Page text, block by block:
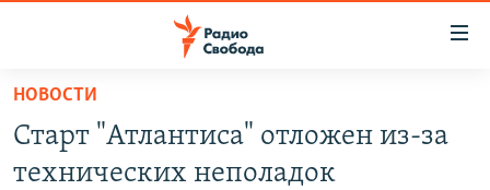
упрощенного
доступа
ПРОГРАММЫ
ПОДКАСТЫ
НОВОСТИ
Старт "Атлантиса" отложен из-за
технических неполадок